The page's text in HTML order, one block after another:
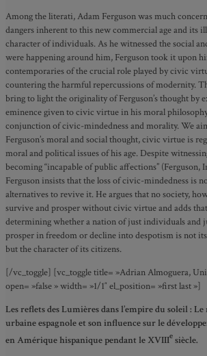
Among the literati, Adam Ferguson was much
dangers inherent to this new commercial age and its
character of individuals. As he witnessed the social
were happening around him, Ferguson took it upon
contemporaries of the crucial role played by civic
countering the harmful repercussions of modernity.
bring to light the originality of Ferguson’s thought by
eminence given to civic virtue in his moral
conjunction of civic-mindedness and morality. We
Ferguson’s moral and social thought, civic virtue is
moral and political issues of his age. Despite
becoming “incapable of public affections” (Ferguson,
Ferguson insists that the loss of civic-mindedness is
alternatives to revive it. He argues that no society,
survive and prosper without civic virtue and adds
determining whether a nation of just individuals and
prosper in freedom or decline into despotism is not
but the character of its citizens.
[/vc_toggle] [vc_toggle title= »Adrian Almoguera,
open= »false » width= »1/1″ el_position= »first last »]
Les reflets des Lumières dans l’empire du soleil :
urbaine espagnole et son influence sur le
en Amérique hispanique pendant le XVIIIe siècle.